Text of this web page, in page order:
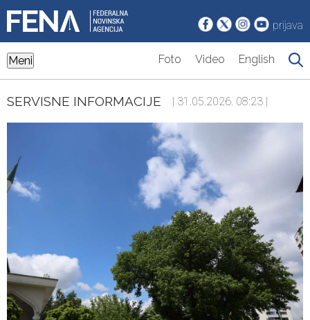
prijava
Meni Foto Video English
SERVISNE INFORMACIJE | 31.05.2026. 08:23 |